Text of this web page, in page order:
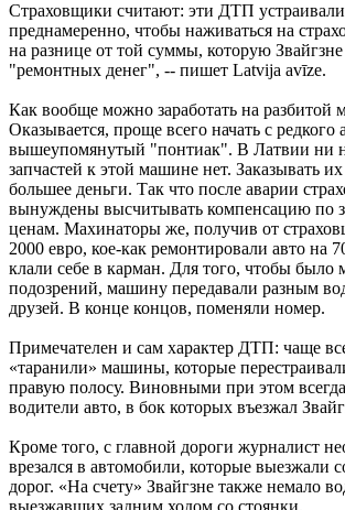
Страховщики считают: эти ДТП
преднамеренно, чтобы наживаться на
на разнице от той суммы, которую
"ремонтных денег", -- пишет Latvija avīze.
Как вообще можно заработать на разбитой
Оказывается, проще всего начать с редкого
вышеупомянутый "понтиак". В Латвии ни
запчастей к этой машине нет. Заказывать
большее деньги. Так что после аварии
вынуждены высчитывать компенсацию по
ценам. Махинаторы же, получив от
2000 евро, кое-как ремонтировали авто на
клали себе в карман. Для того, чтобы было
подозрений, машину передавали разным
друзей. В конце концов, поменяли номер.
Примечателен и сам характер ДТП: чаще
«таранили» машины, которые
правую полосу. Виновными при этом
водители авто, в бок которых въезжал
Кроме того, с главной дороги журналист
врезался в автомобили, которые выезжали
дорог. «На счету» Звайгзне также немало